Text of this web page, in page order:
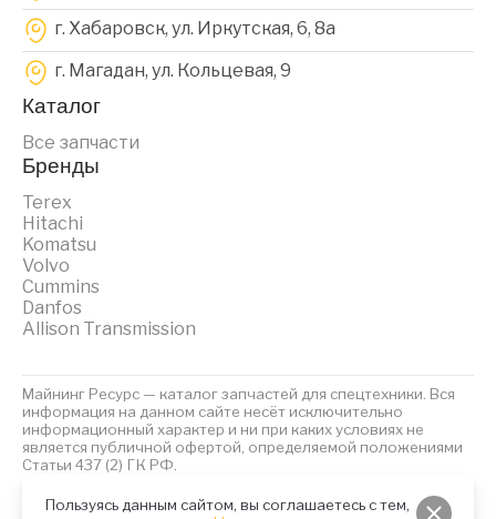
Пользуясь данным сайтом, вы соглашаетесь с тем,
г. Хабаровск, ул. Иркутская, 6, 8a
г. Магадан, ул. Кольцевая, 9
Каталог
Все запчасти
Бренды
Terex
Hitachi
Komatsu
Volvo
Cummins
Danfos
Allison Transmission
Майнинг Ресурс — каталог запчастей для спецтехники. Вся
информация на данном сайте несёт исключительно
информационный характер и ни при каких условиях не
является публичной офертой, определяемой положениями
Статьи 437 (2) ГК РФ.
Политика обработки персональных данныхФайлы Cookies